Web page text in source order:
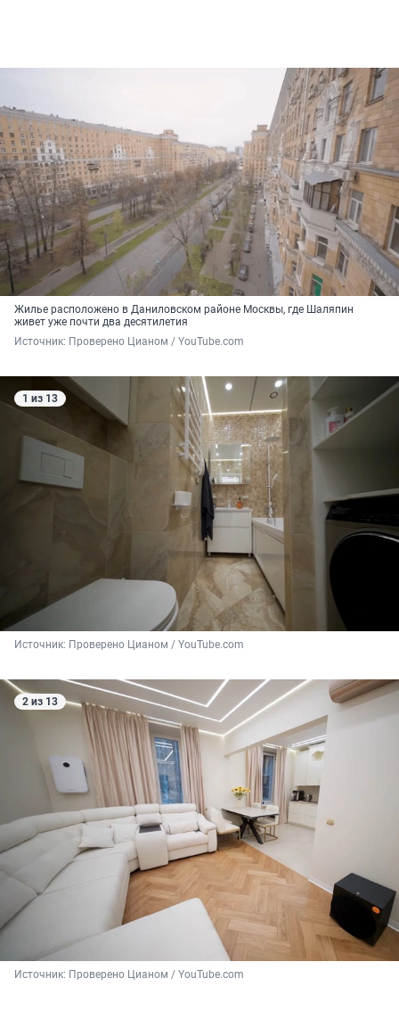
Жилье расположено в Даниловском районе Москвы, где Шаляпин
живет уже почти два десятилетия
Источник: Проверено Цианом / YouTube.com
1 из 13
Источник: Проверено Цианом / YouTube.com
2 из 13
Источник: Проверено Цианом / YouTube.com